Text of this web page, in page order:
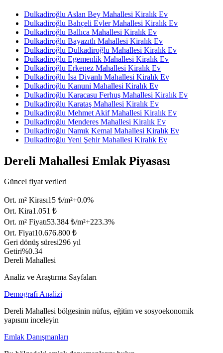
Dulkadiroğlu Aslan Bey Mahallesi Kiralık Ev
Dulkadiroğlu Bahçeli Evler Mahallesi Kiralık Ev
Dulkadiroğlu Ballıca Mahallesi Kiralık Ev
Dulkadiroğlu Bayazıtlı Mahallesi Kiralık Ev
Dulkadiroğlu Dulkadiroğlu Mahallesi Kiralık Ev
Dulkadiroğlu Egemenlik Mahallesi Kiralık Ev
Dulkadiroğlu Erkenez Mahallesi Kiralık Ev
Dulkadiroğlu İsa Divanlı Mahallesi Kiralık Ev
Dulkadiroğlu Kanuni Mahallesi Kiralık Ev
Dulkadiroğlu Karacasu Ferhuş Mahallesi Kiralık Ev
Dulkadiroğlu Karataş Mahallesi Kiralık Ev
Dulkadiroğlu Mehmet Akif Mahallesi Kiralık Ev
Dulkadiroğlu Menderes Mahallesi Kiralık Ev
Dulkadiroğlu Namık Kemal Mahallesi Kiralık Ev
Dulkadiroğlu Yeni Şehir Mahallesi Kiralık Ev
Dereli Mahallesi Emlak Piyasası
Güncel fiyat verileri
Ort. m² Kirası15 ₺/m²+0.0%
Ort. Kira1.051 ₺
Ort. m² Fiyatı53.384 ₺/m²+223.3%
Ort. Fiyat10.676.800 ₺
Geri dönüş süresi296 yıl
Getiri%0.34
Dereli Mahallesi
Analiz ve Araştırma Sayfaları
Demografi Analizi
Dereli Mahallesi bölgesinin nüfus, eğitim ve sosyoekonomik
yapısını inceleyin
Emlak Danışmanları